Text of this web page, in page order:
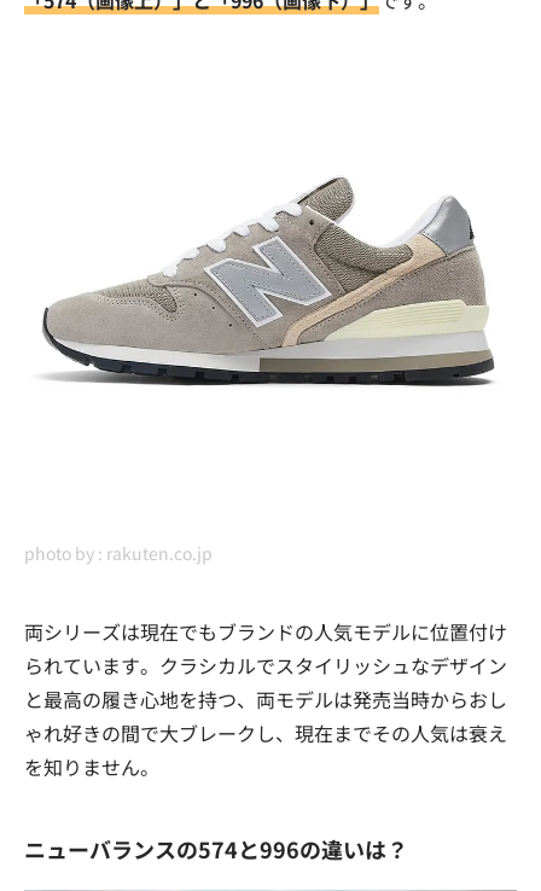
photo by : rakuten.co.jp
両シリーズは現在でもブランドの人気モデルに位置付け
られています。クラシカルでスタイリッシュなデザイン
と最高の履き心地を持つ、両モデルは発売当時からおし
ゃれ好きの間で大ブレークし、現在までその人気は衰え
を知りません。
ニューバランスの574と996の違いは？